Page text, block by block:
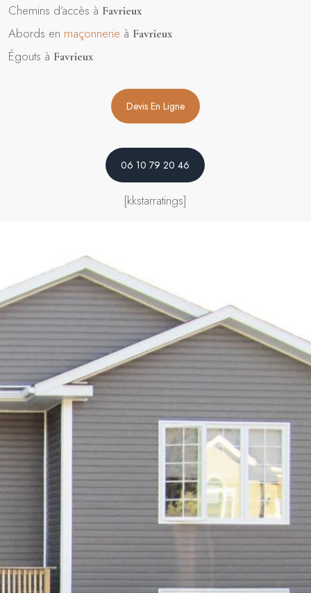
Chemins d’accès à Favrieux
Abords en maçonnerie à Favrieux
Égouts à Favrieux
Devis En Ligne
06 10 79 20 46
[kkstarratings]